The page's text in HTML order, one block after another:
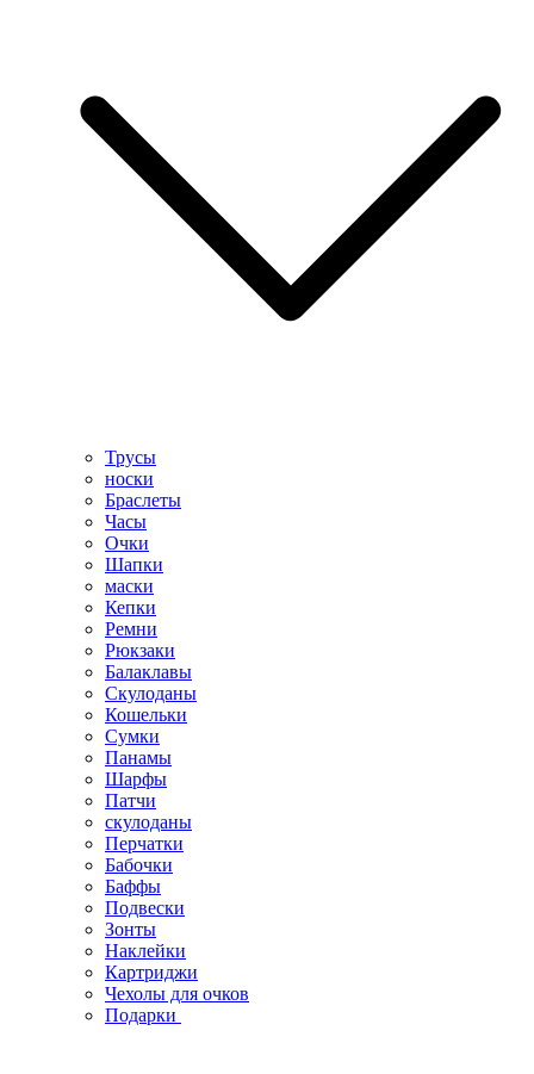
Трусы
носки
Браслеты
Часы
Очки
Шапки
маски
Кепки
Ремни
Рюкзаки
Балаклавы
Скулоданы
Кошельки
Сумки
Панамы
Шарфы
Патчи
скулоданы
Перчатки
Бабочки
Баффы
Подвески
Зонты
Наклейки
Картриджи
Чехолы для очков
Подарки